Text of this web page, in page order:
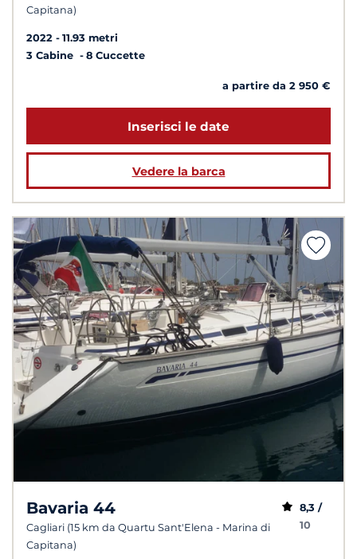
Capitana)
2022
11.93 metri
3 Cabine
8 Cuccette
a partire da 2 950 €
Inserisci le date
Vedere la barca
Bavaria 44
Cagliari (15 km da Quartu Sant'Elena - Marina di
Capitana)
8,3 /
10